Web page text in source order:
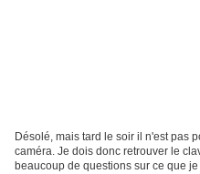
Désolé, mais tard le soir il n'est pas
caméra. Je dois donc retrouver le
beaucoup de questions sur ce que